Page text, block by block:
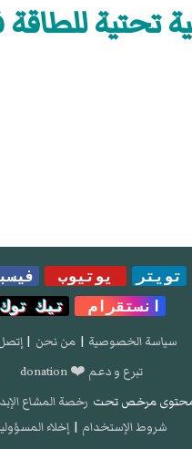
تحتية للطاقة
تويتر يوتيوب
انستقرام
تيك توك
سياسة الخصوصية | من نحن |
تبرع و دعم ❤️ donation
مرخص تحت رخصة المشاع
شروط الإستخدام | إخلاء